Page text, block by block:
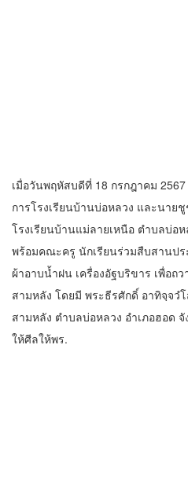
เมื่อวันพฤหัสบดีที่ 18 กรกฎาคม
การโรงเรียนบ้านบ่อหลวง และนาย
โรงเรียนบ้านแม่ลายเหนือ ตำบลบ่อ
พร้อมคณะครู นักเรียนร่วมสืบสานป
ผ้าอาบน้ำฝน เครื่องอัฐบริขาร เพื่อ
สามหลัง โดยมี พระธีรศักดิ์ อาทิจฺจ
สามหลัง ตำบลบ่อหลวง อำเภอฮอด
ให้ศีลให้พร.